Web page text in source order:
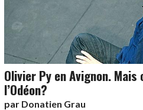
Olivier Py en Avignon. Mais
l’Odéon?
par Donatien Grau